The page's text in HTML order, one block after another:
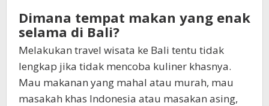
Dimana tempat makan yang enak
selama di Bali?
Melakukan travel wisata ke Bali tentu tidak
lengkap jika tidak mencoba kuliner khasnya.
Mau makanan yang mahal atau murah, mau
masakah khas Indonesia atau masakan asing,